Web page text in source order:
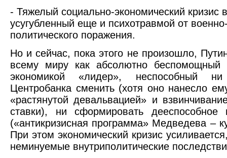
- Тяжелый социально-экономический кризис
усугубленный еще и психотравмой от
политического поражения.
Но и сейчас, пока этого не произошло,
всему миру как абсолютно беспомощный
экономикой «лидер», неспособный ни
Центробанка сменить (хотя оно нанесло
«растянутой девальвацией» и
ставки), ни сформировать дееспособное
(«антикризисная программа» Медведева –
При этом экономический кризис
неминуемые внутриполитические